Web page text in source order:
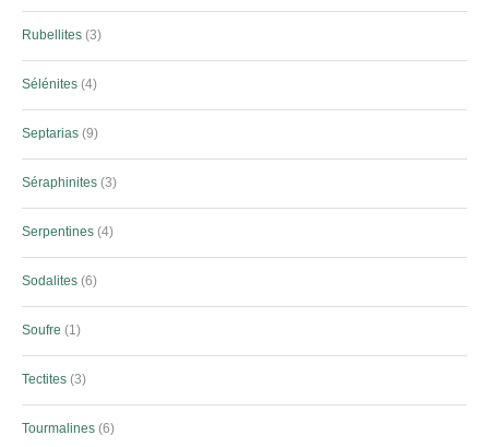
Rubellites 3
Sélénites 4
Septarias 9
Séraphinites 3
Serpentines 4
Sodalites 6
Soufre 1
Tectites 3
Tourmalines 6